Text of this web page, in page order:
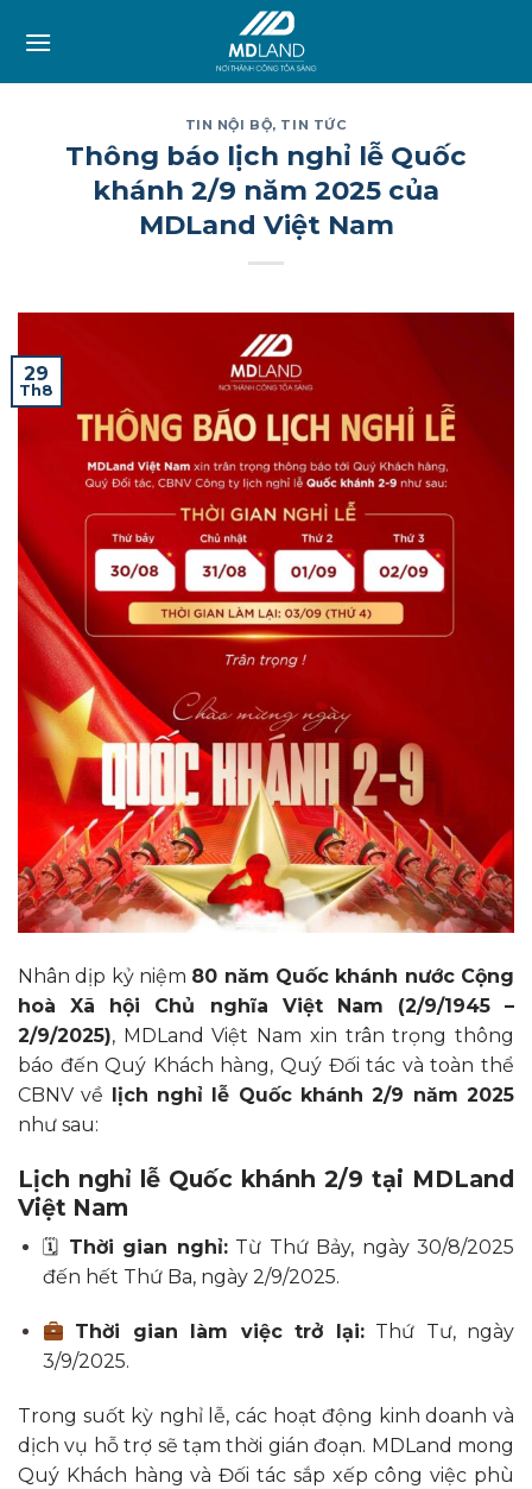
TIN NỘI BỘ, TIN TỨC
Thông báo lịch nghỉ lễ Quốc
khánh 2/9 năm 2025 của
MDLand Việt Nam
29
Th8
Nhân dịp kỷ niệm 80 năm Quốc khánh nước Cộng
hoà Xã hội Chủ nghĩa Việt Nam (2/9/1945 –
2/9/2025), MDLand Việt Nam xin trân trọng thông
báo đến Quý Khách hàng, Quý Đối tác và toàn thể
CBNV về lịch nghỉ lễ Quốc khánh 2/9 năm 2025
như sau:
Lịch nghỉ lễ Quốc khánh 2/9 tại MDLand
Việt Nam
🗓 Thời gian nghỉ:Từ Thứ Bảy, ngày 30/8/2025
đến hết Thứ Ba, ngày 2/9/2025.
Thời gian làm việc trở lại:Thứ Tư, ngày
3/9/2025.
Trong suốt kỳ nghỉ lễ, các hoạt động kinh doanh và
dịch vụ hỗ trợ sẽ tạm thời gián đoạn. MDLand mong
Quý Khách hàng và Đối tác sắp xếp công việc phù